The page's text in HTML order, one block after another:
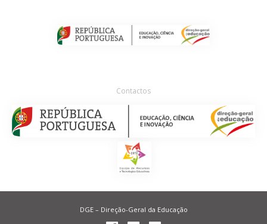
Contactos
DGE – Direção-Geral da Educação